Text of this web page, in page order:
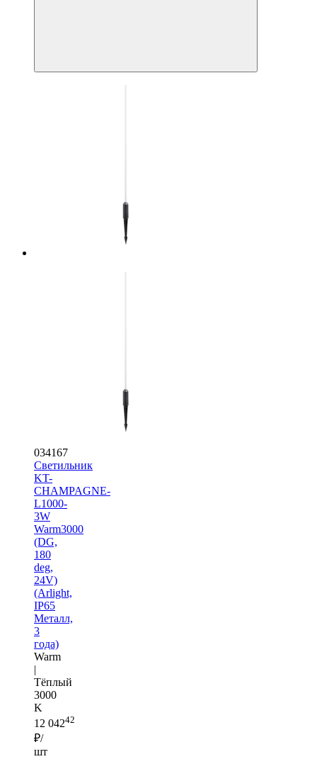
034167
Светильник
KT-
CHAMPAGNE-
L1000-
3W
Warm3000
(DG,
180
deg,
24V)
(Arlight,
IP65
Металл,
3
года)
Warm
|
Тёплый
3000
K
12 04242
₽/
шт